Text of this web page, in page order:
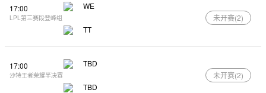
17:00
LPL第三赛段登峰组
WE
TT
未开赛(2)
17:00
沙特王者荣耀半决赛
TBD
TBD
未开赛(2)